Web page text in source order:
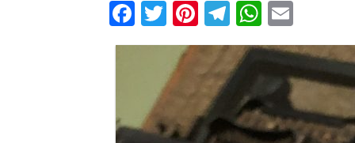
F
a
b
T
wi
tt
er
Pi
nt
er
es
t
T
el
e
gr
a
W
h
s
A
m
ai
l